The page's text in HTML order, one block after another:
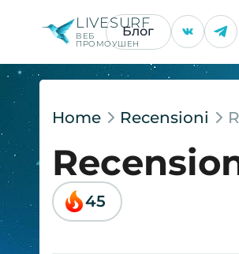
LIVESURF
ВЕБ
ПРОМОУШЕН
Блог
Home Recensioni
45